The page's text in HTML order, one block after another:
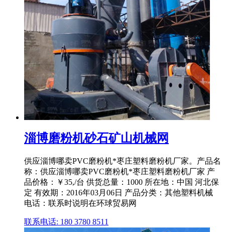
淄博磨粉机砂石矿山机械网
供应淄博哪卖PVC磨粉机*枣庄塑料磨粉机厂家。产品名
称：供应淄博哪卖PVC磨粉机*枣庄塑料磨粉机厂家 产
品价格：￥35,/台 供货总量：1000 所在地：中国 河北保
定 有效期：2016年03月06日 产品分类：其他塑料机械
电话：联系时说明在环球贸易网
联系电话: 180 3780 8511